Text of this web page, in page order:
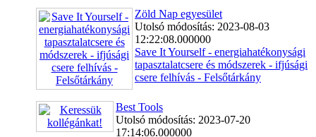
Zöld Nap egyesület
Utolsó módosítás: 2023-08-03
12:22:08.000000
Save It Yourself - energiahatékonysági
tapasztalatcsere és módszerek - ifjúsági
csere felhívás - Felsőtárkány
Best Tools
Utolsó módosítás: 2023-07-20
17:14:06.000000